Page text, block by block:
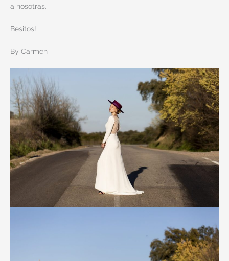
a nosotras.
Besitos!
By Carmen